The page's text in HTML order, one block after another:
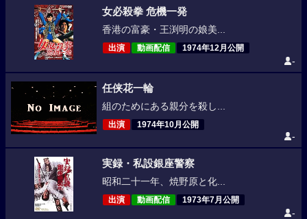
女必殺拳 危機一発
香港の富豪・王渕明の娘美...
出演 動画配信 1974年12月公開
-
任侠花一輪
組のためにある親分を殺し...
出演 1974年10月公開
-
実録・私設銀座警察
昭和二十一年、焼野原と化...
出演 動画配信 1973年7月公開
-